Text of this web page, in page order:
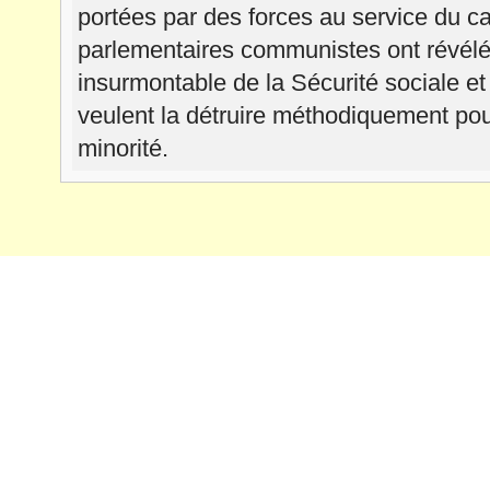
portées par des forces au service du
parlementaires communistes ont
insurmontable de la Sécurité sociale
veulent la détruire méthodiquement
minorité.